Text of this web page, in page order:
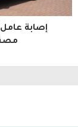
إصابة